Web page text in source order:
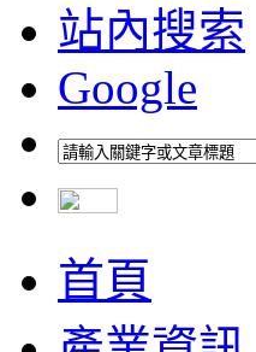
站內搜索
Google
首頁